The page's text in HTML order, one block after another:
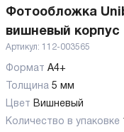
Фотообложка
вишневый корпус
Артикул: 112-003565
Формат А4+
Толщина 5 мм
Цвет Вишневый
Количество в упаковке